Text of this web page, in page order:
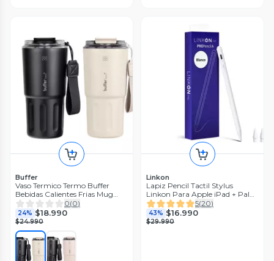
Buffer
Vaso Termico Termo Buffer
Bebidas Calientes Frias Mug
600ml
0(0)
24% $18.990
$24.990
Linkon
Lapiz Pencil Tactil Stylus
Linkon Para Apple iPad + Palm
Rej
5(20)
43% $16.990
$29.990